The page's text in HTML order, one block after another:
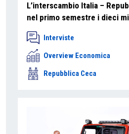
L’interscambio Italia –
nel primo semestre i dieci
Interviste
Overview Economica
Repubblica Ceca